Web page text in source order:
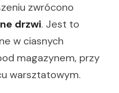
zwrócono
drzwi. Jest to
w ciasnych
magazynem, przy
warsztatowym.